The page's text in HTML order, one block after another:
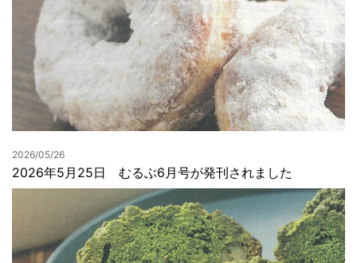
2026/05/26
2026年5月25日 むるぶ6月号が発刊されました